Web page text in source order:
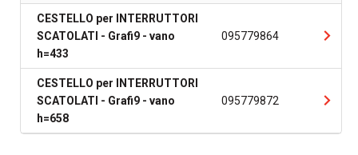
CESTELLO per INTERRUTTORI
SCATOLATI - Grafi9 - vano
h=433
095779864
CESTELLO per INTERRUTTORI
SCATOLATI - Grafi9 - vano
h=658
095779872